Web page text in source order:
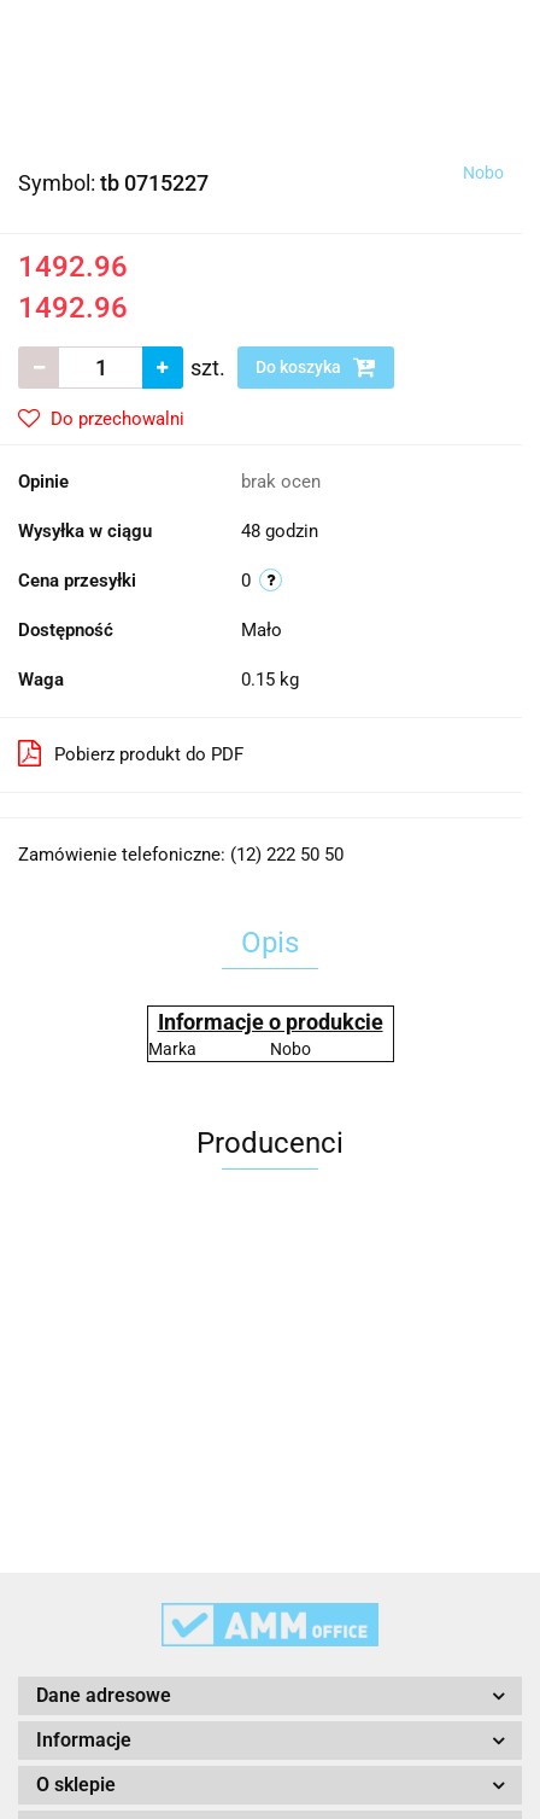
Symbol: tb 0715227 Nobo
1492.96
1492.96
szt. Do koszyka
Do przechowalni
Opinie brak ocen
Wysyłka w ciągu 48 godzin
Cena przesyłki 0
Dostępność Mało
Waga 0.15 kg
Pobierz produkt do PDF
Zamówienie telefoniczne: (12) 222 50 50
Opis
Informacje o produkcie
Marka Nobo
Producenci
Dane adresowe
Informacje
O sklepie